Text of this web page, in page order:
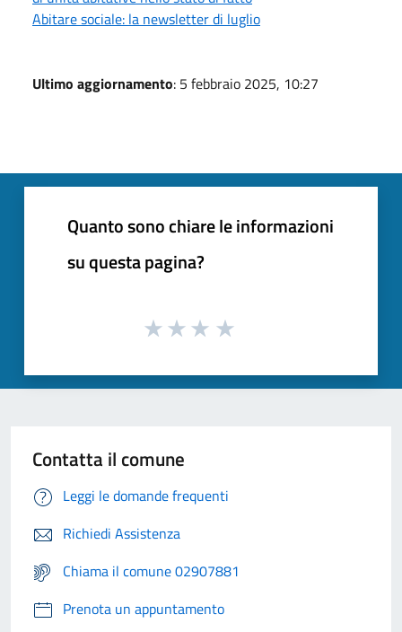
Abitare sociale: la newsletter di luglio
Ultimo aggiornamento: 5 febbraio 2025, 10:27
Quanto sono chiare le informazioni
su questa pagina?
Contatta il comune
Leggi le domande frequenti
Richiedi Assistenza
Chiama il comune 02907881
Prenota un appuntamento